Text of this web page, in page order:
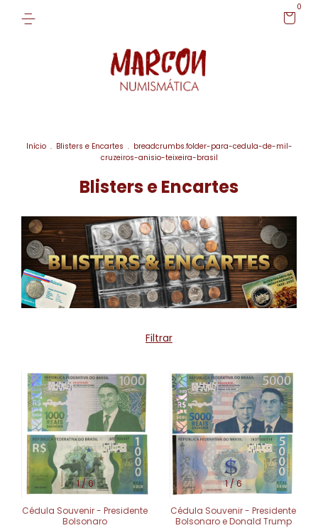
0
Início . Blisters e Encartes . breadcrumbs.folder-para-cedula-de-mil-
cruzeiros-anisio-teixeira-brasil
Blisters e Encartes
Filtrar
1/6
Cédula Souvenir - Presidente
Bolsonaro
1/6
Cédula Souvenir - Presidente
Bolsonaro e Donald Trump